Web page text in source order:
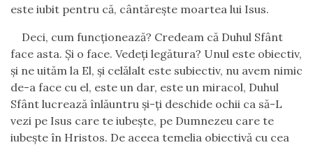
este iubit pentru că, cântăreşte moartea lui Isus.
Deci, cum funcţionează? Credeam că Duhul Sfânt
face asta. Şi o face. Vedeţi legătura? Unul este obiectiv,
şi ne uităm la El, şi celălalt este subiectiv, nu avem nimic
de-a face cu el, este un dar, este un miracol, Duhul
Sfânt lucrează înlăuntru şi-ţi deschide ochii ca să-L
vezi pe Isus care te iubeşte, pe Dumnezeu care te
iubeşte în Hristos. De aceea temelia obiectivă cu cea